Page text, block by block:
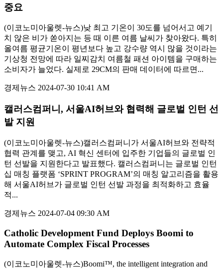
중요
(이코노미아울렛-뉴스)낮 최고 기온이 30도를 넘어서고 예기
치 않은 비가 쏟아지는 등 때 이른 여름 날씨가 찾아왔다. 특히
올여름 평균기온이 평년보다 높고 강수량 역시 많을 것이라는
기상청 전망에 따라 일찌감치 여름철 패션 아이템을 구매하는
소비자가 늘었다. 실제로 29CM의 판매 데이터에 따르면...
경제뉴스 2024-07-30 10:41 AM
캘러스컴퍼니, 서울AI허브와 협력해 글로벌 인턴 선
발 지원
(이코노미아울렛-뉴스)캘러스컴퍼니가 서울AI허브와 전략적
협력 관계를 맺고, AI 혁신 센터에 입주한 기업들의 글로벌 인
턴 선발을 지원한다고 발표했다. 캘러스컴퍼니는 글로벌 인턴
십 매칭 플랫폼 ‘SPRINT PROGRAM’의 매칭 알고리즘을 활용
해 서울AI허브가 글로벌 인턴 선발 과정을 최적화하고 효율
적...
경제뉴스 2024-07-04 09:30 AM
Catholic Development Fund Deploys Boomi to
Automate Complex Fiscal Processes
(이코노미아울렛-뉴스)Boomi™, the intelligent integration and